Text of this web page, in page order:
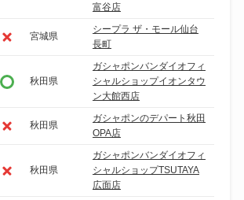
富谷店
宮城県
シープラ ザ・モール仙台
長町
秋田県
ガシャポンバンダイオフィ
シャルショップイオンタウ
ン大館西店
秋田県
ガシャポンのデパート秋田
OPA店
秋田県
ガシャポンバンダイオフィ
シャルショップTSUTAYA
広面店